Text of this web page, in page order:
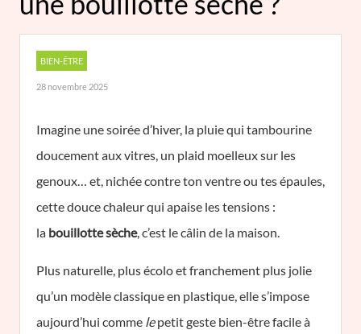
BIEN-ÊTRE
28 novembre 2025
Imagine une soirée d’hiver, la pluie qui tambourine
doucement aux vitres, un plaid moelleux sur les
genoux… et, nichée contre ton ventre ou tes épaules,
cette douce chaleur qui apaise les tensions :
la bouillotte sèche, c’est le câlin de la maison.
Plus naturelle, plus écolo et franchement plus jolie
qu’un modèle classique en plastique, elle s’impose
aujourd’hui comme lepetit geste bien-être facile à